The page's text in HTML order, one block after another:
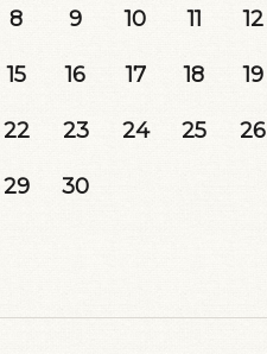
8 9 10 11 12
15 16 17 18 19
22 23 24 25 26
29 30